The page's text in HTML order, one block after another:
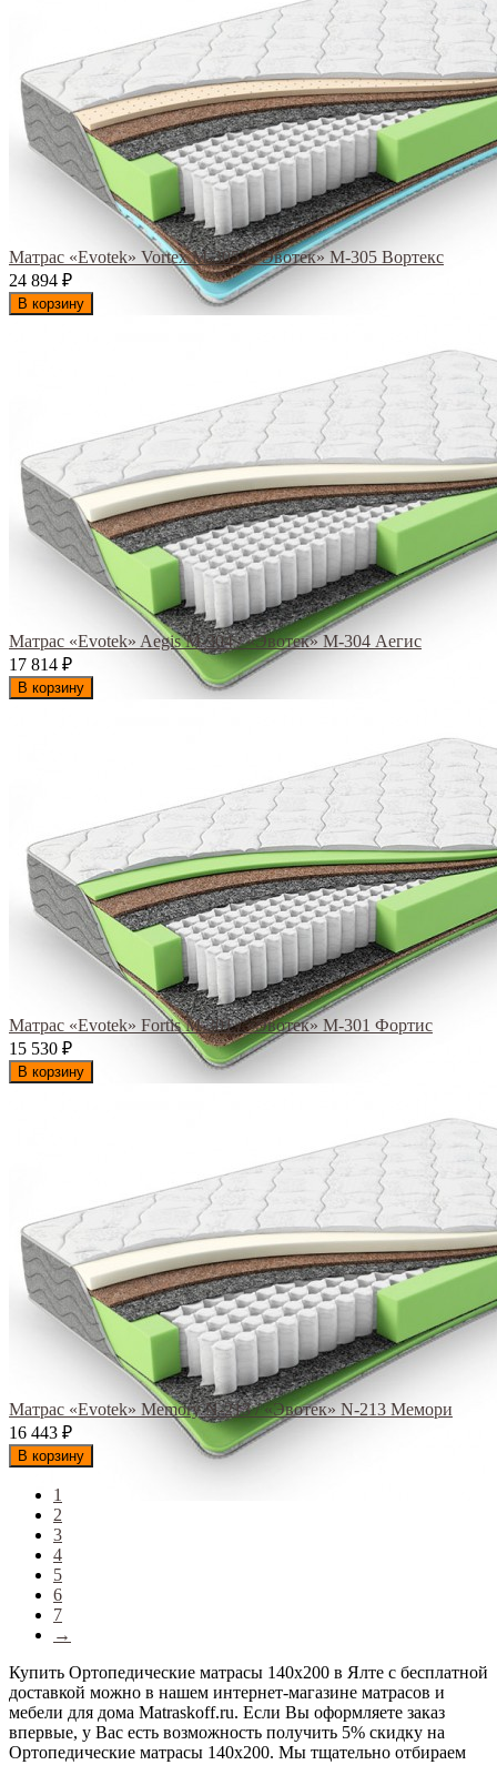
Матрас «Evotek» Vortex M-305 / «Эвотек» M-305 Вортекс
24 894 ₽
В корзину
Матрас «Evotek» Aegis M-304 / «Эвотек» M-304 Аегис
17 814 ₽
В корзину
Матрас «Evotek» Fortis M-301 / «Эвотек» M-301 Фортис
15 530 ₽
В корзину
Матрас «Evotek» Memory N-213 / «Эвотек» N-213 Мемори
16 443 ₽
В корзину
1
2
3
4
5
6
7
→
Купить Ортопедические матрасы 140х200 в Ялте с бесплатной
доставкой можно в нашем интернет-магазине матрасов и
мебели для дома Matraskoff.ru. Если Вы оформляете заказ
впервые, у Вас есть возможность получить 5% скидку на
Ортопедические матрасы 140х200. Мы тщательно отбираем